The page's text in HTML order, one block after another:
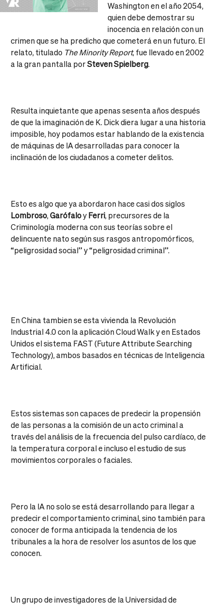
Washington en el año 2054,
quien debe demostrar su
inocencia en relación con un
crimen que se ha predicho que cometerá en un futuro. El
relato, titulado The Minority Report, fue llevado en 2002
a la gran pantalla porSteven Spielberg.
Resulta inquietante que apenas sesenta años después
de que la imaginación de K. Dick diera lugar a una historia
imposible, hoy podamos estar hablando de la existencia
de máquinas de IA desarrolladas para conocer la
inclinación de los ciudadanos a cometer delitos.
Esto es algo que ya abordaron hace casi dos siglos
Lombroso,GarófaloyFerri, precursores de la
Criminología moderna con sus teorías sobre el
delincuente nato según sus rasgos antropomórficos,
“peligrosidad social” y “peligrosidad criminal”.
En China tambien se esta vivienda la Revolución
Industrial 4.0 con la aplicación Cloud Walk y en Estados
Unidos el sistema FAST (Future Attribute Searching
Technology), ambos basados en técnicas de Inteligencia
Artificial.
Estos sistemas son capaces de predecir la propensión
de las personas a la comisión de un acto criminal a
través del análisis de la frecuencia del pulso cardíaco, de
la temperatura corporal e incluso el estudio de sus
movimientos corporales o faciales.
Pero la IA no solo se está desarrollando para llegar a
predecir el comportamiento criminal, sino también para
conocer de forma anticipada la tendencia de los
tribunales a la hora de resolver los asuntos de los que
conocen.
Un grupo de investigadores de la Universidad de